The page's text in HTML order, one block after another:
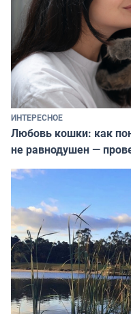
ИНТЕРЕСНОЕ
Любовь кошки: как
не равнодушен —